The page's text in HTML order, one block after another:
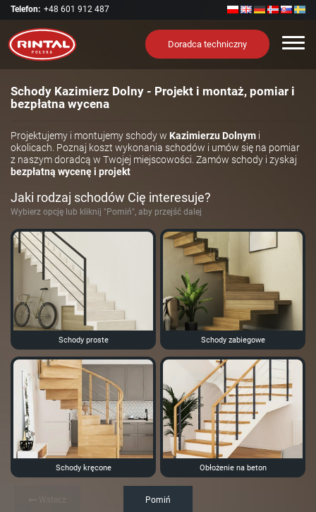
Telefon: +48 601 912 487
Doradca techniczny
Schody Kazimierz Dolny - Projekt i montaż, pomiar i
bezpłatna wycena
Projektujemy i montujemy schody w Kazimierzu Dolnym i
okolicach. Poznaj koszt wykonania schodów i umów się na pomiar
z naszym doradcą w Twojej miejscowości. Zamów schody i zyskaj
bezpłatną wycenę i projekt
Jaki rodzaj schodów Cię interesuje?
Wybierz opcję lub kliknij "Pomiń", aby przejść dalej
Schody proste Schody zabiegowe
Schody kręcone Obłożenie na beton
Pomiń